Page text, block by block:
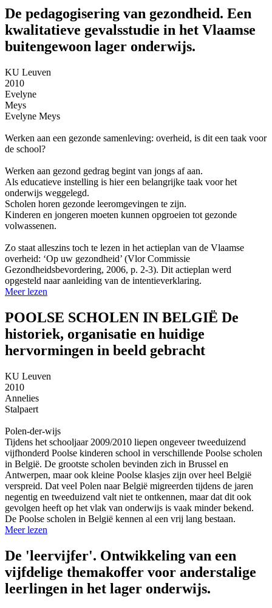
De pedagogisering van gezondheid. Een
kwalitatieve gevalsstudie in het Vlaamse
buitengewoon lager onderwijs.
KU Leuven
2010
Evelyne
Meys
Evelyne Meys
Werken aan een gezonde samenleving: overheid, is dit een taak voor
de school?
Werken aan gezond gedrag begint van jongs af aan.
Als educatieve instelling is hier een belangrijke taak voor het
onderwijs weggelegd.
Scholen horen gezonde leeromgevingen te zijn.
Kinderen en jongeren moeten kunnen opgroeien tot gezonde
volwassenen.
Zo staat alleszins toch te lezen in het actieplan van de Vlaamse
overheid: ‘Op uw gezondheid’ (Vlor Commissie
Gezondheidsbevordering, 2006, p. 2-3). Dit actieplan werd
opgesteld naar aanleiding van de intentieverklaring.
Meer lezen
POOLSE SCHOLEN IN BELGIË De
historiek, organisatie en huidige
hervormingen in beeld gebracht
KU Leuven
2010
Annelies
Stalpaert
Polen-der-wijs
Tijdens het schooljaar 2009/2010 liepen ongeveer tweeduizend
vijfhonderd Poolse kinderen school in verschillende Poolse scholen
in België. De grootste scholen bevinden zich in Brussel en
Antwerpen, maar ook kleine Poolse klasjes zijn over heel België
verspreid. Dat veel Polen naar België migreerden tijdens de jaren
negentig en tweeduizend valt niet te ontkennen, maar dat dit ook
gevolgen heeft op het vlak van onderwijs is vaak minder bekend.
De Poolse scholen in België kennen al een vrij lang bestaan.
Meer lezen
De 'leervijfer'. Ontwikkeling van een
vijfdelige themakoffer voor anderstalige
leerlingen in het lager onderwijs.